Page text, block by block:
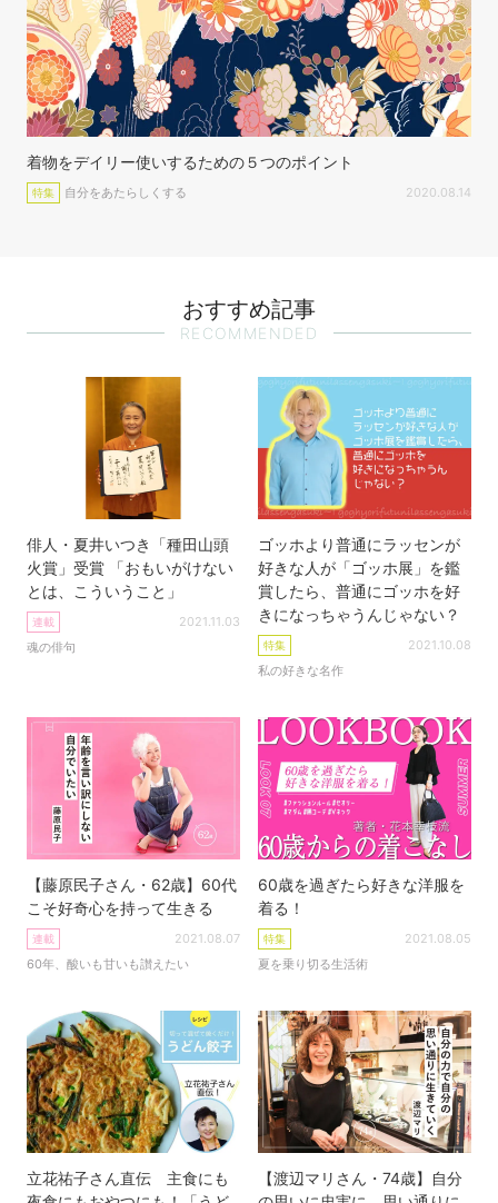
着物をデイリー使いするための５つのポイント
特集 自分をあたらしくする 2020.08.14
おすすめ記事
RECOMMENDED
俳人・夏井いつき「種田山頭
火賞」受賞 「おもいがけない
とは、こういうこと」
連載
魂の俳句
2021.11.03
ゴッホより普通にラッセンが
好きな人が「ゴッホ展」を鑑
賞したら、普通にゴッホを好
きになっちゃうんじゃない？
特集
私の好きな名作
2021.10.08
【藤原民子さん・62歳】60代
こそ好奇心を持って生きる
連載
60年、酸いも甘いも讃えたい
2021.08.07
60歳を過ぎたら好きな洋服を
着る！
特集
夏を乗り切る生活術
2021.08.05
立花祐子さん直伝 主食にも
【渡辺マリさん・74歳】自分